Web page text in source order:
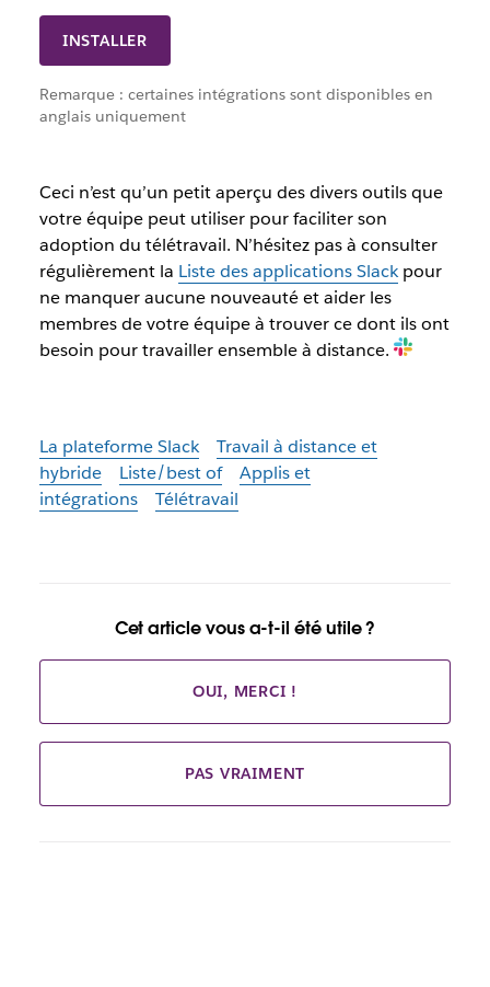
INSTALLER
Remarque : certaines intégrations sont disponibles en
anglais uniquement
Ceci n’est qu’un petit aperçu des divers outils que
votre équipe peut utiliser pour faciliter son
adoption du télétravail. N’hésitez pas à consulter
régulièrement la Liste des applications Slackpour
ne manquer aucune nouveauté et aider les
membres de votre équipe à trouver ce dont ils ont
besoin pour travailler ensemble à distance.
La plateforme Slack
Travail à distance et
hybride
Liste/best of
Applis et
intégrations
Télétravail
Cet article vous a-t-il été utile ?
OUI, MERCI !
PAS VRAIMENT